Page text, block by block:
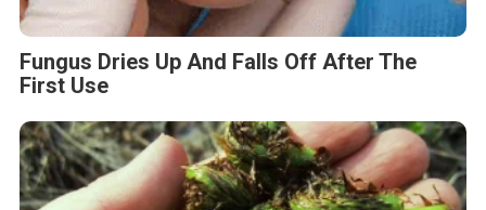
Fungus Dries Up And Falls Off After The
First Use